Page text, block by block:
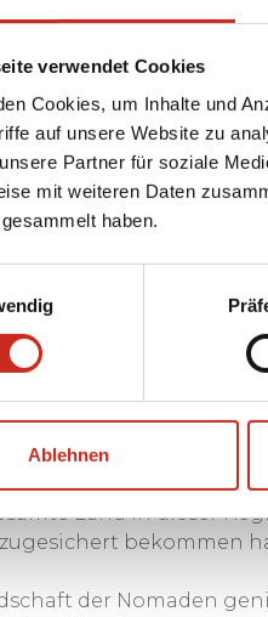
verwendet Cookies
Cookies, um Inhalte und
auf unsere Website zu
Partner für soziale
mit weiteren Daten
haben.
Ablehnen
vor allem für seine
Wüstenstadt
der Welt. Die
die Shah Savan, die
im Sommer ihre Zelte
charakteristische
Sie die schwarzen
Zeltlager
eingerichtet wurde,
Land in dieser
bekommen
der Nomaden